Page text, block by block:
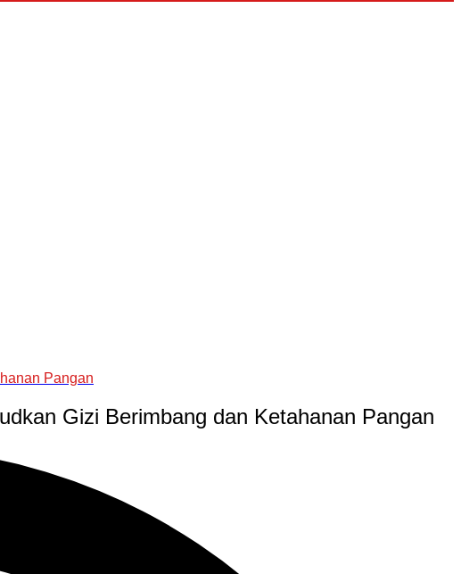
Pangan
Gizi Berimbang dan Ketahanan Pangan